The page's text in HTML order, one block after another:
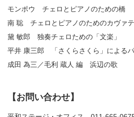
モンポウ チェロとピアノのための橋
南 聡 チェロとピアノのためのカヴァ
黛 敏郎 独奏チェロための「文楽」
平井 康三郎 「さくらさくら」による
成田 為三／毛利 蔵人 編 浜辺の歌
【お問い合わせ】